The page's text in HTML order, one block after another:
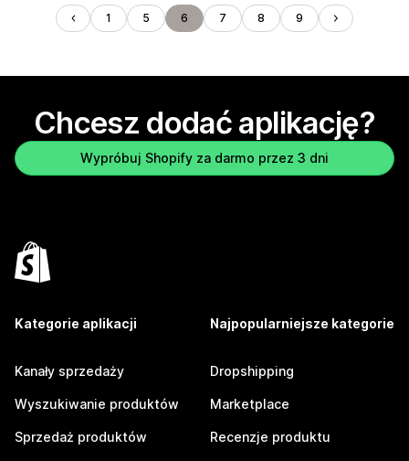
1 5 6 7 8 9
Chcesz dodać aplikację?
Wypróbuj Shopify za darmo przez 3 dni
Kategorie aplikacji
Kanały sprzedaży
Wyszukiwanie produktów
Sprzedaż produktów
Najpopularniejsze kategorie
Dropshipping
Marketplace
Recenzje produktu